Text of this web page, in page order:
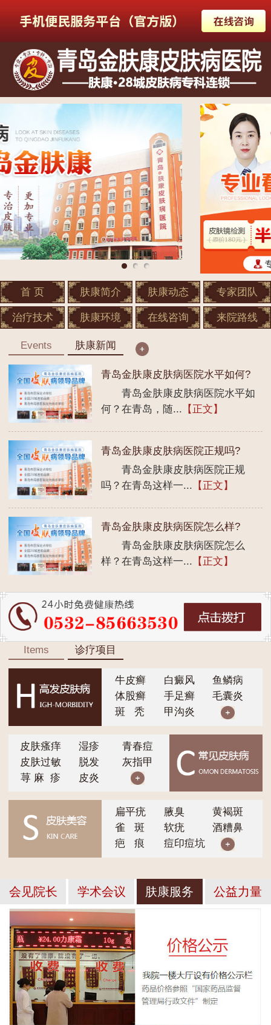
首 页 肤康简介 肤康动态 专家团队
治疗技术 肤康环境 在线咨询 来院路线
Events 肤康新闻
青岛金肤康皮肤病医院水平如何?
青岛金肤康皮肤病医院水平如
何？在青岛，随... 【正文】
青岛金肤康皮肤病医院正规吗?
青岛金肤康皮肤病医院正规
吗？在青岛这样一... 【正文】
青岛金肤康皮肤病医院怎么样?
青岛金肤康皮肤病医院怎么
样？在青岛这样一... 【正文】
Items 诊疗项目
牛皮癣 白癜风
鱼鳞病
体股癣
手足癣
毛囊炎
斑 秃
甲沟炎
皮肤瘙痒 湿疹
青春痘
皮肤过敏
脱发
灰指甲
荨 麻 疹
皮炎
扁平疣 腋臭
黄褐斑
雀 斑
软疣
酒糟鼻
疤 痕
痘印痘坑
会见院长 学术会议 肤康服务 公益力量